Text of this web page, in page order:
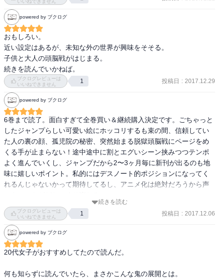
いいねできません
powered by ブクログ
おもしろい。
近い設定はあるが、未知な外の世界が興味をそそる。
子供と大人の頭脳戦がはじまる。
続きを読んでいかねば。
ブクログレビューは
いいねできません
1 投稿日 : 2017.12.29
powered by ブクログ
6巻まで読了。面白すぎて全巻買い＆継続購入決定です。ごちゃっと
したジャンプらしい可愛い絵にホッコリするも束の間、信頼してい
た人の裏の顔、孤児院の秘密、突然始まる脱獄頭脳戦にページをめ
くる手が止まらない！途中途中に割とエグいシーン挟みつつテンポ
よく進んでいくし、ジャンプだから2〜3ヶ月毎に新刊が出るのも地
味に嬉しいポイント。私的にはデスノート的ポジションになってく
れるんじゃないかって期待してるし、アニメ化は絶対だろうから声
続きを読む
ブクログレビューは
いいねできません
1 投稿日 : 2017.12.06
powered by ブクログ
20代女子がおすすめしてたので読んだ。
何も知らずに読んでいたら、まさかこんな鬼の展開とは。